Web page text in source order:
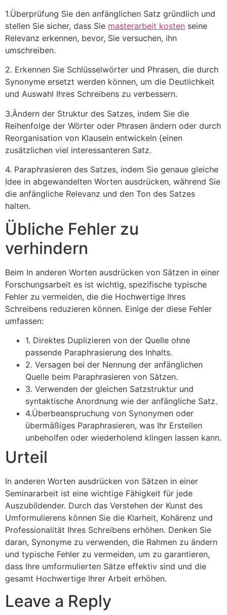
1.Überprüfung Sie den anfänglichen Satz gründlich und
stellen Sie sicher, dass Sie masterarbeit kosten seine
Relevanz erkennen, bevor, Sie versuchen, ihn
umschreiben.
2. Erkennen Sie Schlüsselwörter und Phrasen, die durch
Synonyme ersetzt werden können, um die Deutlichkeit
und Auswahl Ihres Schreibens zu verbessern.
3.Ändern der Struktur des Satzes, indem Sie die
Reihenfolge der Wörter oder Phrasen ändern oder durch
Reorganisation von Klauseln entwickeln {einen
zusätzlichen viel interessanteren Satz.
4. Paraphrasieren des Satzes, indem Sie genaue gleiche
Idee in abgewandelten Worten ausdrücken, während Sie
die anfängliche Relevanz und den Ton des Satzes
halten.
Übliche Fehler zu
verhindern
Beim In anderen Worten ausdrücken von Sätzen in einer
Forschungsarbeit es ist wichtig, spezifische typische
Fehler zu vermeiden, die die Hochwertige Ihres
Schreibens reduzieren können. Einige der diese Fehler
umfassen:
1. Direktes Duplizieren von der Quelle ohne
passende Paraphrasierung des Inhalts.
2. Versagen bei der Nennung der anfänglichen
Quelle beim Paraphrasieren von Sätzen.
3. Verwenden der gleichen Satzstruktur und
syntaktische Anordnung wie der anfängliche Satz.
4.Überbeanspruchung von Synonymen oder
übermäßiges Paraphrasieren, was Ihr Erstellen
unbeholfen oder wiederholend klingen lassen kann.
Urteil
In anderen Worten ausdrücken von Sätzen in einer
Seminararbeit ist eine wichtige Fähigkeit für jede
Auszubildender. Durch das Verstehen der Kunst des
Umformulierens können Sie die Klarheit, Kohärenz und
Professionalität Ihres Schreibens erhöhen. Denken Sie
daran, Synonyme zu verwenden, die Rahmen zu ändern
und typische Fehler zu vermeiden, um zu garantieren,
dass Ihre umformulierten Sätze effektiv sind und die
gesamt Hochwertige Ihrer Arbeit erhöhen.
Leave a Reply